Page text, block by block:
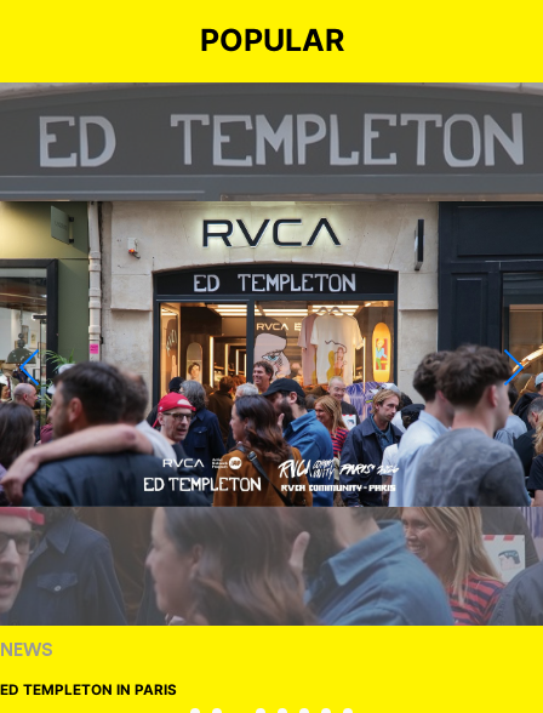
POPULAR
NEWS
ED TEMPLETON IN PARIS